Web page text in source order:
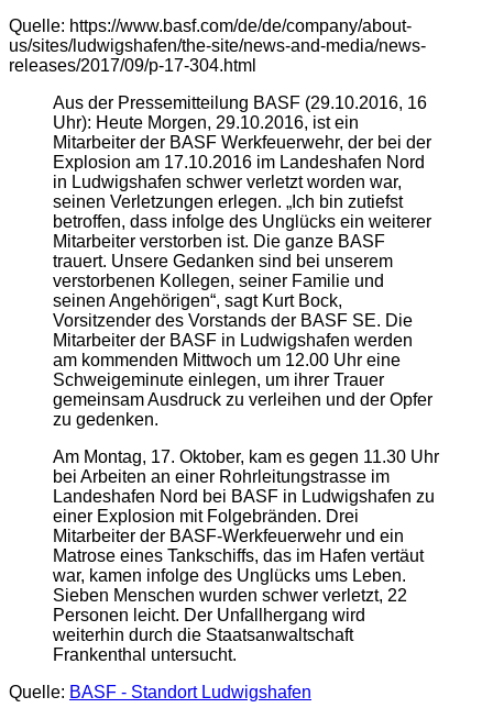
Quelle: https://www.basf.com/de/de/company/about-
us/sites/ludwigshafen/the-site/news-and-media/news-
releases/2017/09/p-17-304.html
Aus der Pressemitteilung BASF (29.10.2016, 16
Uhr): Heute Morgen, 29.10.2016, ist ein
Mitarbeiter der BASF Werkfeuerwehr, der bei der
Explosion am 17.10.2016 im Landeshafen Nord
in Ludwigshafen schwer verletzt worden war,
seinen Verletzungen erlegen. „Ich bin zutiefst
betroffen, dass infolge des Unglücks ein weiterer
Mitarbeiter verstorben ist. Die ganze BASF
trauert. Unsere Gedanken sind bei unserem
verstorbenen Kollegen, seiner Familie und
seinen Angehörigen“, sagt Kurt Bock,
Vorsitzender des Vorstands der BASF SE. Die
Mitarbeiter der BASF in Ludwigshafen werden
am kommenden Mittwoch um 12.00 Uhr eine
Schweigeminute einlegen, um ihrer Trauer
gemeinsam Ausdruck zu verleihen und der Opfer
zu gedenken.
Am Montag, 17. Oktober, kam es gegen 11.30 Uhr
bei Arbeiten an einer Rohrleitungstrasse im
Landeshafen Nord bei BASF in Ludwigshafen zu
einer Explosion mit Folgebränden. Drei
Mitarbeiter der BASF-Werkfeuerwehr und ein
Matrose eines Tankschiffs, das im Hafen vertäut
war, kamen infolge des Unglücks ums Leben.
Sieben Menschen wurden schwer verletzt, 22
Personen leicht. Der Unfallhergang wird
weiterhin durch die Staatsanwaltschaft
Frankenthal untersucht.
Quelle: BASF - Standort Ludwigshafen